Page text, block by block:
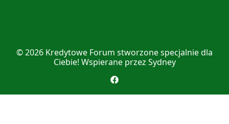
© 2026 Kredytowe Forum stworzone specjalnie dla
Ciebie! Wspierane przez Sydney